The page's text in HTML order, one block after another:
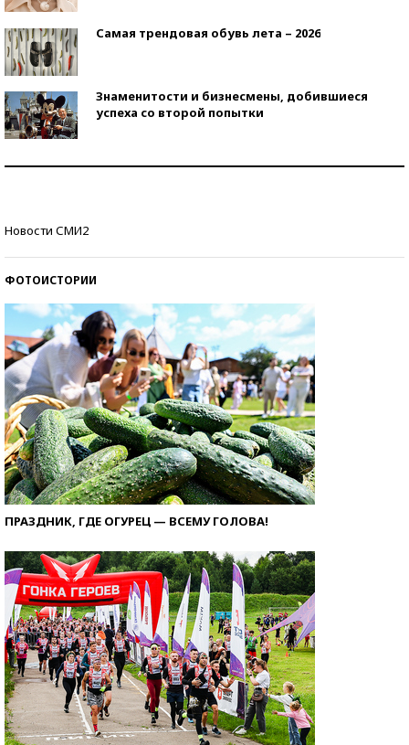
Самая трендовая обувь лета – 2026
Знаменитости и бизнесмены, добившиеся
успеха со второй попытки
Новости СМИ2
ФОТОИСТОРИИ
ПРАЗДНИК, ГДЕ ОГУРЕЦ — ВСЕМУ ГОЛОВА!